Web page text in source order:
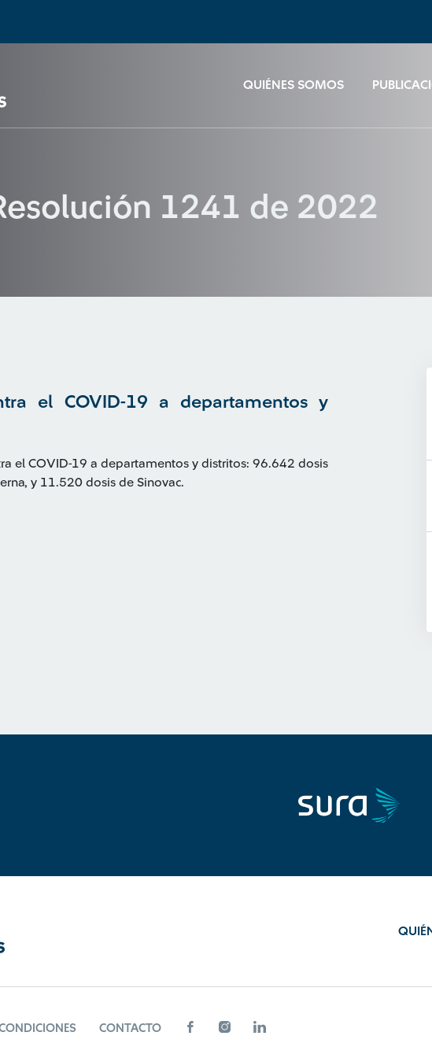
QUIÉNES SOMOS
1241 de 2022
el COVID-19 a departamentos y
el COVID-19 a departamentos y distritos: 96.642 dosis
y 11.520 dosis de Sinovac.
CONTACTO